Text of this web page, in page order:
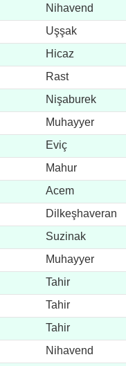
Nihavend
Uşşak
Hicaz
Rast
Nişaburek
Muhayyer
Eviç
Mahur
Acem
Dilkeşhaveran
Suzinak
Muhayyer
Tahir
Tahir
Tahir
Nihavend